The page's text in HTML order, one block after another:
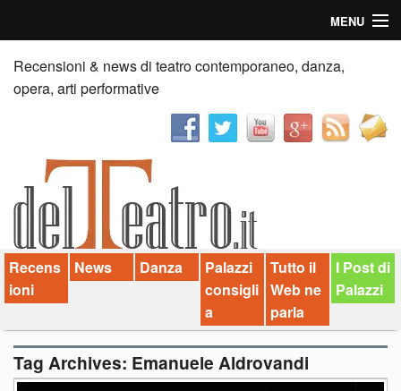
MENU
Home
Recensioni
News
Palazzi consiglia
Video
Chi siamo
Contatti
Recensioni & news di teatro contemporaneo, danza,
opera, arti performative
Recens
ioni
News Danza
Palazzi
consigli
a
Tutto il
Web ne
parla
I Post di
Palazzi
Tag Archives: Emanuele Aldrovandi